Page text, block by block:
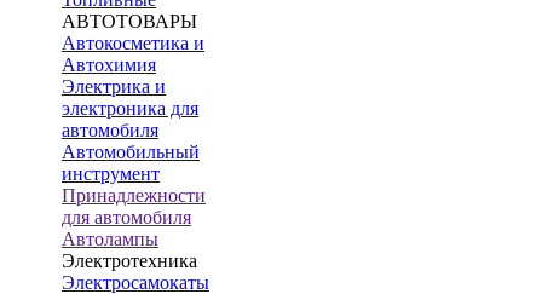
АВТОТОВАРЫ
Автокосметика и
Автохимия
Электрика и
электроника для
автомобиля
Автомобильный
инструмент
Принадлежности
для автомобиля
Автолампы
Электротехника
Электросамокаты